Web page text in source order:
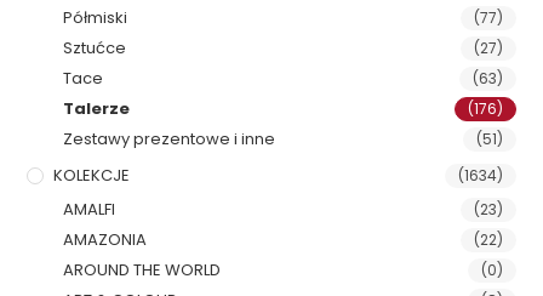
Półmiski (77)
Sztućce (27)
Tace (63)
Talerze (176)
Zestawy prezentowe i inne (51)
KOLEKCJE (1634)
AMALFI (23)
AMAZONIA (22)
AROUND THE WORLD (0)